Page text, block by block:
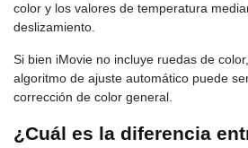
color y los valores de temperatura
deslizamiento.
Si bien iMovie no incluye ruedas de
algoritmo de ajuste automático puede
corrección de color general.
¿Cuál es la diferencia